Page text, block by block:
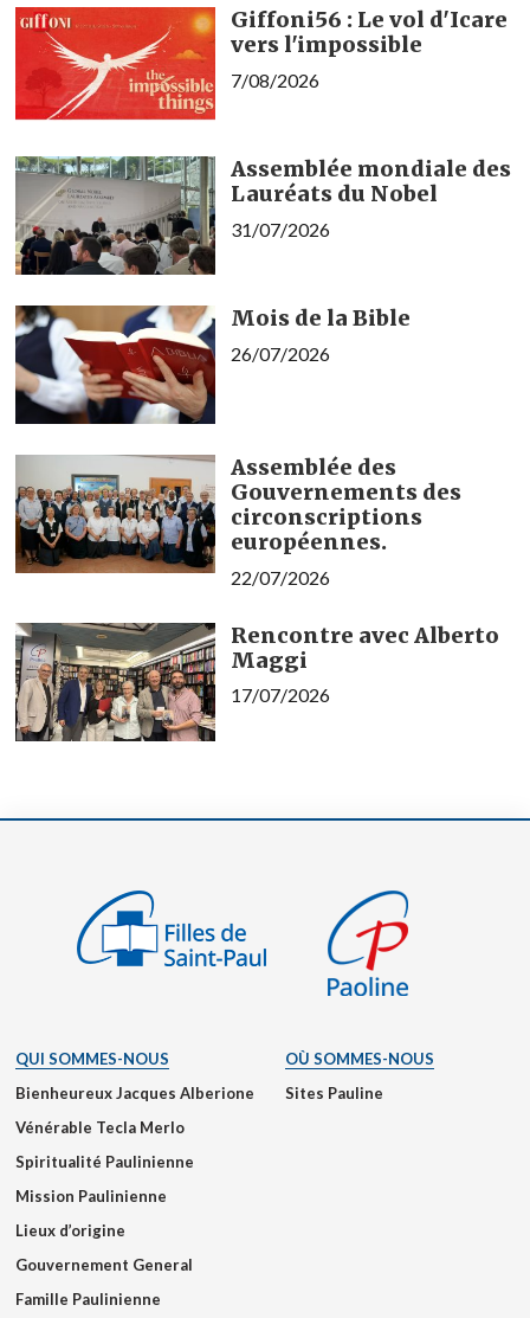
Giffoni56 : Le vol d'Icare
vers l'impossible
7/08/2026
Assemblée mondiale des
Lauréats du Nobel
31/07/2026
Mois de la Bible
26/07/2026
Assemblée des
Gouvernements des
circonscriptions
européennes.
22/07/2026
Rencontre avec Alberto
Maggi
17/07/2026
QUI SOMMES-NOUS
Bienheureux Jacques Alberione
Vénérable Tecla Merlo
Spiritualité Paulinienne
Mission Paulinienne
Lieux d’origine
Gouvernement General
Famille Paulinienne
OÙ SOMMES-NOUS
Sites Pauline